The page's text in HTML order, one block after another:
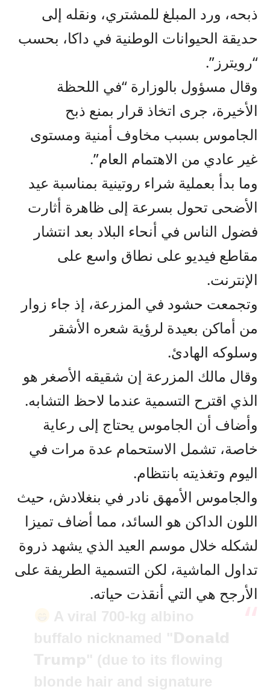
ذبحه، ورد المبلغ للمشتري، ونقله إلى
حديقة الحيوانات الوطنية في داكا، بحسب
“رويترز”.
وقال مسؤول بالوزارة “في اللحظة
الأخيرة، جرى اتخاذ قرار بمنع ذبح
الجاموس بسبب مخاوف أمنية ومستوى
غير عادي من الاهتمام العام”.
وما بدأ بعملية شراء روتينية بمناسبة عيد
الأضحى تحول بسرعة إلى ظاهرة أثارت
فضول الناس في أنحاء البلاد بعد انتشار
مقاطع فيديو على نطاق واسع على
الإنترنت.
وتجمعت حشود في المزرعة، إذ جاء زوار
من أماكن بعيدة لرؤية شعره الأشقر
وسلوكه الهادئ.
وقال مالك المزرعة إن شقيقه الأصغر هو
الذي اقترح التسمية عندما لاحظ التشابه.
وأضاف أن الجاموس يحتاج إلى رعاية
خاصة، تشمل الاستحمام عدة مرات في
اليوم وتغذيته بانتظام.
والجاموس الأمهق نادر في بنغلادش، حيث
اللون الداكن هو السائد، مما أضاف تميزا
لشكله خلال موسم العيد الذي يشهد ذروة
تداول الماشية، لكن التسمية الطريفة على
الأرجح هي التي أنقذت حياته.